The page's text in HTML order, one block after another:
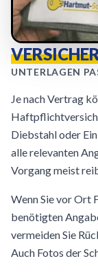
UNTERLAGEN
Je nach Vertrag
Diebstahl oder
alle relevanten
Vorgang meist
Wenn Sie vor Ort
benötigten
vermeiden Sie
Auch Fotos der